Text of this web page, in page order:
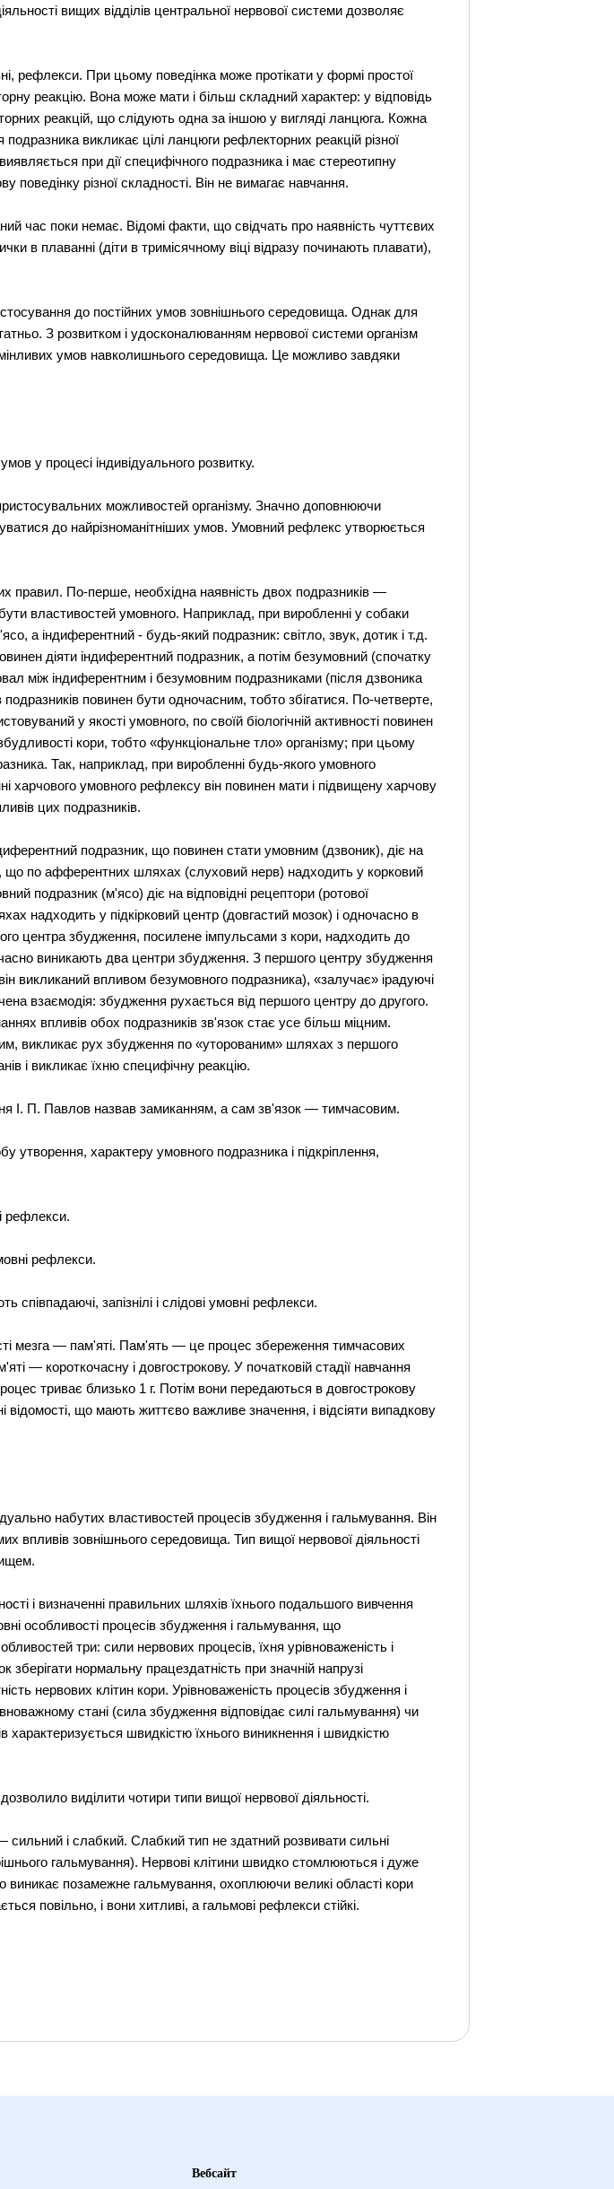
вищих відділів центральної нервової системи дозволяє
рефлекси. При цьому поведінка може протікати у формі простої
реакцію. Вона може мати і більш складний характер: у відповідь
реакцій, що слідують одна за іншою у вигляді ланцюга. Кожна
викликає цілі ланцюги рефлекторних реакцій різної
при дії специфічного подразника і має стереотипну
різної складності. Він не вимагає навчання.
час поки немає. Відомі факти, що свідчать про наявність чуттєвих
в плаванні (діти в тримісячному віці відразу починають плавати),
до постійних умов зовнішнього середовища. Однак для
З розвитком і удосконалюванням нервової системи організм
мінливих умов навколишнього середовища. Це можливо завдяки
у процесі індивідуального розвитку.
можливостей організму. Значно доповнюючи
до найрізноманітніших умов. Умовний рефлекс утворюється
правил. По-перше, необхідна наявність двох подразників —
властивостей умовного. Наприклад, при виробленні у собаки
а індиферентний - будь-який подразник: світло, звук, дотик і т.д.
діяти індиферентний подразник, а потім безумовний (спочатку
між індиферентним і безумовним подразниками (після дзвоника
повинен бути одночасним, тобто збігатися. По-четверте,
у якості умовного, по своїй біологічній активності повинен
кори, тобто «функціональне тло» організму; при цьому
Так, наприклад, при виробленні будь-якого умовного
умовного рефлексу він повинен мати і підвищену харчову
цих подразників.
подразник, що повинен стати умовним (дзвоник), діє на
що по афферентних шляхах (слуховий нерв) надходить у корковий
подразник (м'ясо) діє на відповідні рецептори (ротової
надходить у підкірковий центр (довгастий мозок) і одночасно в
центра збудження, посилене імпульсами з кори, надходить до
виникають два центри збудження. З першого центру збудження
викликаний впливом безумовного подразника), «залучає» ірадуючі
взаємодія: збудження рухається від першого центру до другого.
впливів обох подразників зв'язок стає усе більш міцним.
викликає рух збудження по «уторованим» шляхах з першого
і викликає їхню специфічну реакцію.
І. П. Павлов назвав замиканням, а сам зв'язок — тимчасовим.
утворення, характеру умовного подразника і підкріплення,
рефлекси.
рефлекси.
запізнілі і слідові умовні рефлекси.
мезга — пам'яті. Пам'ять — це процес збереження тимчасових
— короткочасну і довгострокову. У початковій стадії навчання
триває близько 1 г. Потім вони передаються в довгострокову
що мають життєво важливе значення, і відсіяти випадкову
набутих властивостей процесів збудження і гальмування. Він
впливів зовнішнього середовища. Тип вищої нервової діяльності
і визначенні правильних шляхів їхнього подальшого вивчення
особливості процесів збудження і гальмування, що
три: сили нервових процесів, їхня урівноваженість і
нормальну працездатність при значній напрузі
нервових клітин кори. Урівноваженість процесів збудження і
стані (сила збудження відповідає силі гальмування) чи
швидкістю їхнього виникнення і швидкістю
виділити чотири типи вищої нервової діяльності.
і слабкий. Слабкий тип не здатний розвивати сильні
гальмування). Нервові клітини швидко стомлюються і дуже
виникає позамежне гальмування, охоплюючи великі області кори
повільно, і вони хитливі, а гальмові рефлекси стійкі.
Вебсайт